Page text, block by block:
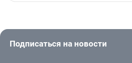
Подписаться на новости